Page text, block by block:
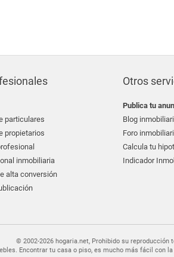
particulares
propietarios
inmobiliaria
alta conversión
Otros
Publica tu
Blog
Foro
Calcula tu
Indicador
© 2002-2026 hogaria.net, Prohibido su reproducción
Encontrar tu casa o piso, es mucho más fácil con